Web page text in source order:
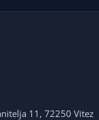
11, 72250 Vitez